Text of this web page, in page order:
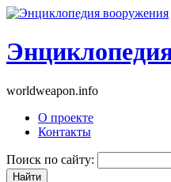
worldweapon.info
О проекте
Контакты
Поиск по сайту: